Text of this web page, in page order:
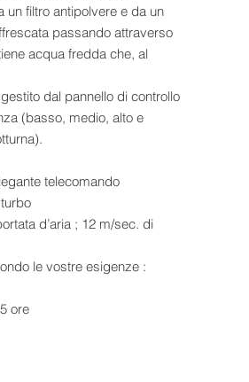
filtro antipolvere e da un
passando attraverso
acqua fredda che, al
dal pannello di controllo
(basso, medio, alto e
telecomando
d’aria ; 12 m/sec. di
le vostre esigenze :
ore